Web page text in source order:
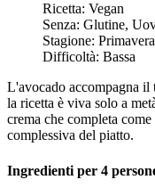
Ricetta: Vegan
Senza: Glutine,
Stagione: Primavera
Difficoltà: Bassa
L'avocado accompagna il
la ricetta è viva solo a
crema che completa
complessiva del piatto.
Ingredienti per 4